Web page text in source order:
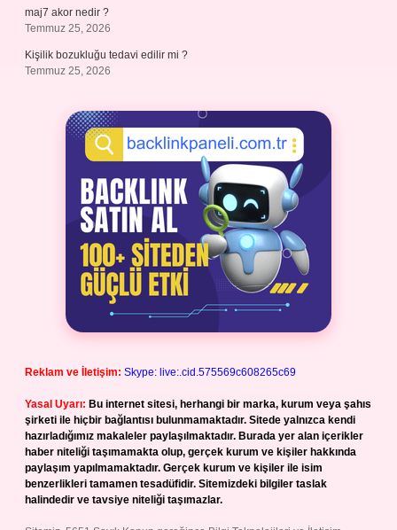
maj7 akor nedir ?
Temmuz 25, 2026
Kişilik bozukluğu tedavi edilir mi ?
Temmuz 25, 2026
Reklam ve İletişim: Skype: live:.cid.575569c608265c69
Yasal Uyarı: Bu internet sitesi, herhangi bir marka, kurum veya şahıs
şirketi ile hiçbir bağlantısı bulunmamaktadır. Sitede yalnızca kendi
hazırladığımız makaleler paylaşılmaktadır. Burada yer alan içerikler
haber niteliği taşımamakta olup, gerçek kurum ve kişiler hakkında
paylaşım yapılmamaktadır. Gerçek kurum ve kişiler ile isim
benzerlikleri tamamen tesadüfidir. Sitemizdeki bilgiler taslak
halindedir ve tavsiye niteliği taşımazlar.